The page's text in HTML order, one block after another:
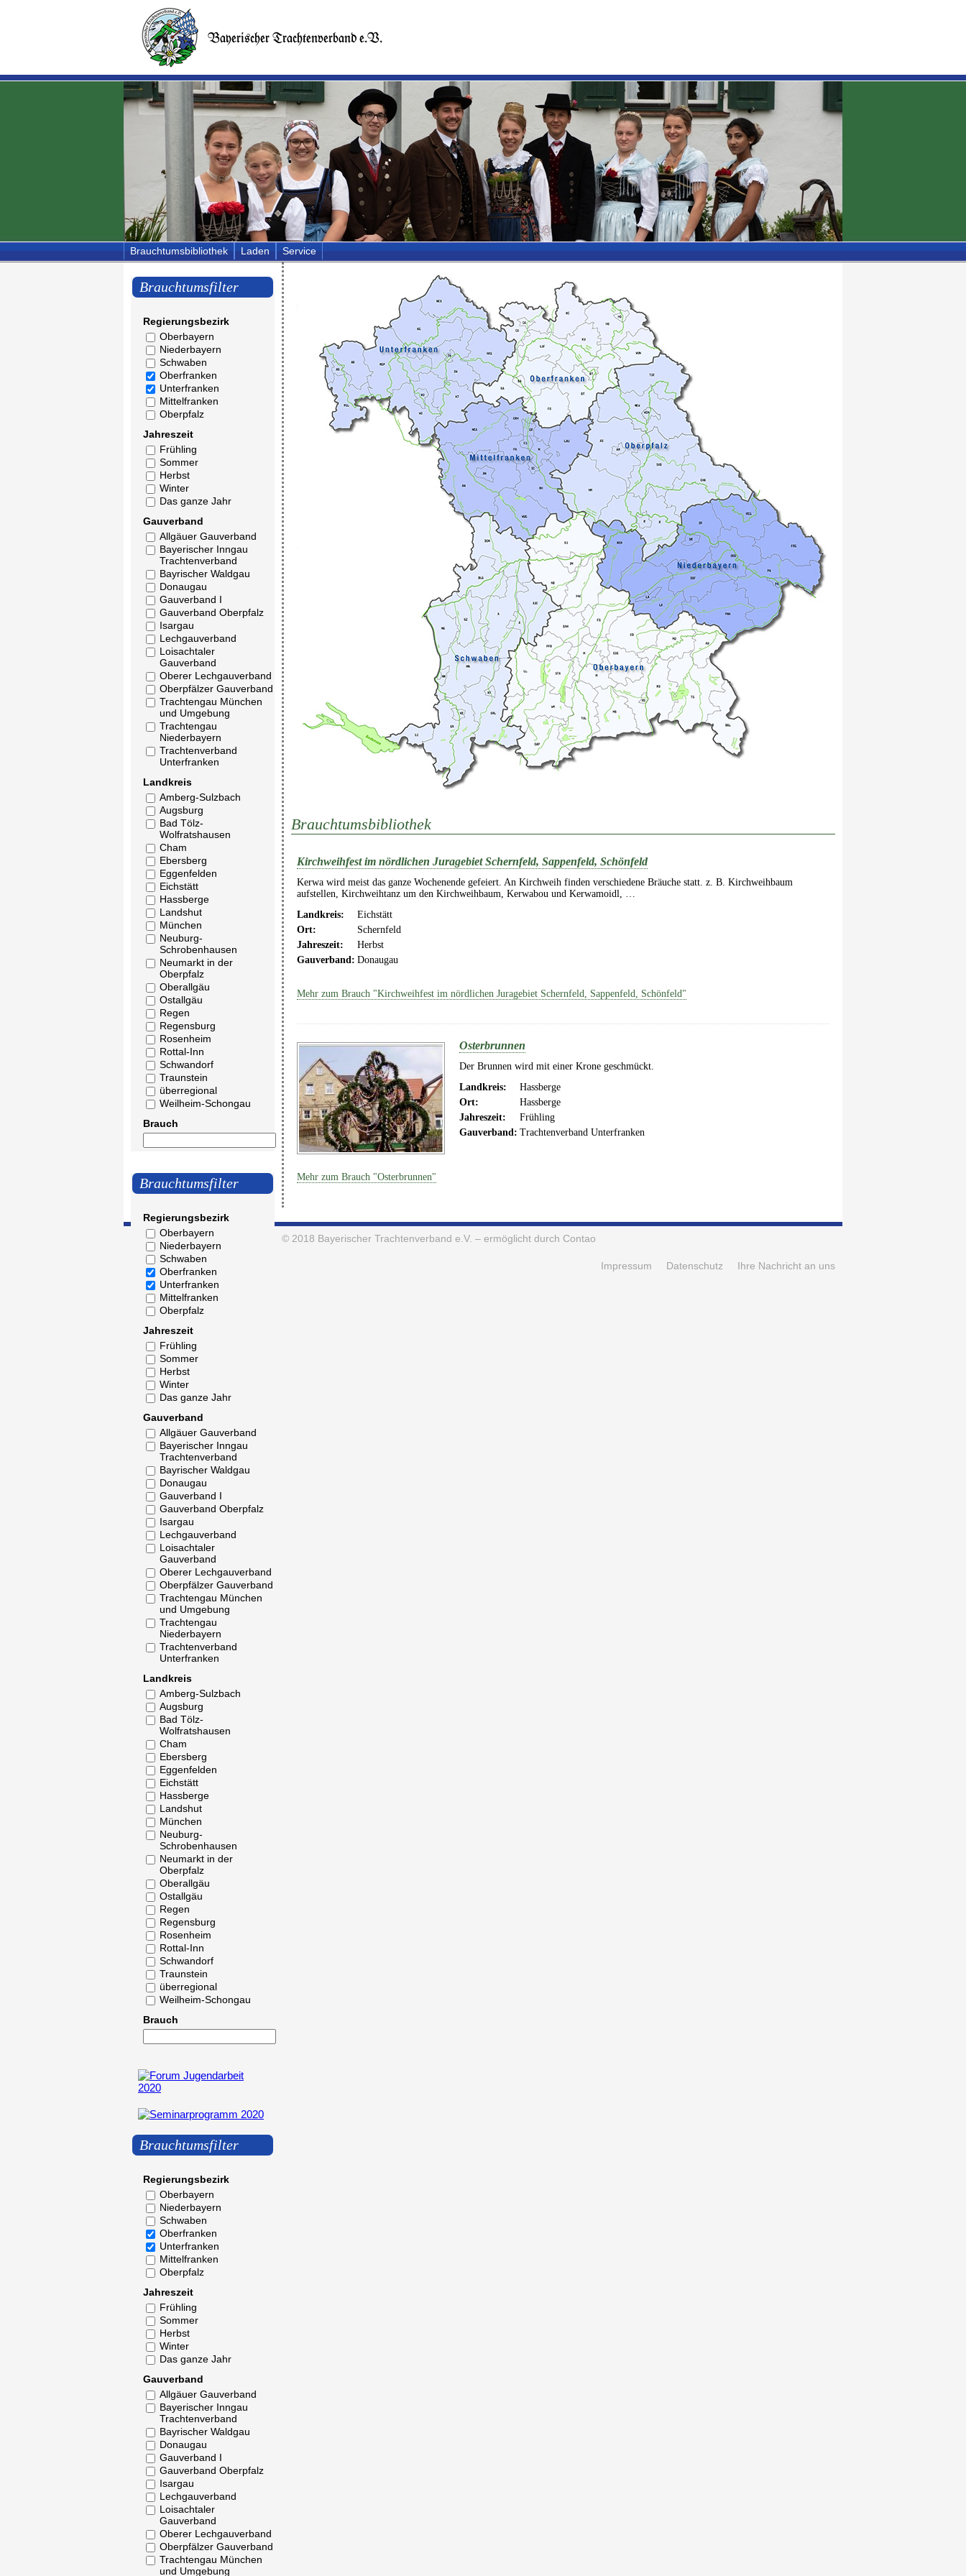
Brauchtumsbibliothek Laden Service
Brauchtumsfilter
Regierungsbezirk
Oberbayern
Niederbayern
Schwaben
Oberfranken
Unterfranken
Mittelfranken
Oberpfalz
Jahreszeit
Frühling
Sommer
Herbst
Winter
Das ganze Jahr
Gauverband
Allgäuer Gauverband
Bayerischer Inngau
Trachtenverband
Bayrischer Waldgau
Donaugau
Gauverband I
Gauverband Oberpfalz
Isargau
Lechgauverband
Loisachtaler
Gauverband
Oberer Lechgauverband
Oberpfälzer Gauverband
Trachtengau München
und Umgebung
Trachtengau
Niederbayern
Trachtenverband
Unterfranken
Landkreis
Amberg-Sulzbach
Augsburg
Bad Tölz-
Wolfratshausen
Cham
Ebersberg
Eggenfelden
Eichstätt
Hassberge
Landshut
München
Neuburg-
Schrobenhausen
Neumarkt in der
Oberpfalz
Oberallgäu
Ostallgäu
Regen
Regensburg
Rosenheim
Rottal-Inn
Schwandorf
Traunstein
überregional
Weilheim-Schongau
Brauch
Brauchtumsfilter
Regierungsbezirk
Oberbayern
Niederbayern
Schwaben
Oberfranken
Unterfranken
Mittelfranken
Oberpfalz
Jahreszeit
Frühling
Sommer
Herbst
Winter
Das ganze Jahr
Gauverband
Allgäuer Gauverband
Bayerischer Inngau
Trachtenverband
Bayrischer Waldgau
Donaugau
Gauverband I
Gauverband Oberpfalz
Isargau
Lechgauverband
Loisachtaler
Gauverband
Oberer Lechgauverband
Oberpfälzer Gauverband
Trachtengau München
und Umgebung
Trachtengau
Niederbayern
Trachtenverband
Unterfranken
Landkreis
Amberg-Sulzbach
Augsburg
Bad Tölz-
Wolfratshausen
Cham
Ebersberg
Eggenfelden
Eichstätt
Hassberge
Landshut
München
Neuburg-
Schrobenhausen
Neumarkt in der
Oberpfalz
Oberallgäu
Ostallgäu
Regen
Regensburg
Rosenheim
Rottal-Inn
Schwandorf
Traunstein
überregional
Weilheim-Schongau
Brauch
Brauchtumsfilter
Regierungsbezirk
Oberbayern
Niederbayern
Schwaben
Oberfranken
Unterfranken
Mittelfranken
Oberpfalz
Jahreszeit
Frühling
Sommer
Herbst
Winter
Das ganze Jahr
Gauverband
Allgäuer Gauverband
Bayerischer Inngau
Trachtenverband
Bayrischer Waldgau
Donaugau
Gauverband I
Gauverband Oberpfalz
Isargau
Lechgauverband
Loisachtaler
Gauverband
Oberer Lechgauverband
Oberpfälzer Gauverband
Trachtengau München
und Umgebung
Brauchtumsbibliothek
Kirchweihfest im nördlichen Juragebiet Schernfeld, Sappenfeld, Schönfeld
Kerwa wird meist das ganze Wochenende gefeiert. An Kirchweih finden verschiedene Bräuche statt. z. B. Kirchweihbaum
aufstellen, Kirchweihtanz um den Kirchweihbaum, Kerwabou und Kerwamoidl, …
Landkreis:
Eichstätt
Ort:
Schernfeld
Jahreszeit:
Herbst
Gauverband: Donaugau
Mehr zum Brauch "Kirchweihfest im nördlichen Juragebiet Schernfeld, Sappenfeld, Schönfeld"
Osterbrunnen
Der Brunnen wird mit einer Krone geschmückt.
Landkreis:
Hassberge
Ort:
Hassberge
Jahreszeit:
Frühling
Gauverband: Trachtenverband Unterfranken
Mehr zum Brauch "Osterbrunnen"
© 2018 Bayerischer Trachtenverband e.V. – ermöglicht durch Contao
Ihre Nachricht an uns
Datenschutz
Impressum